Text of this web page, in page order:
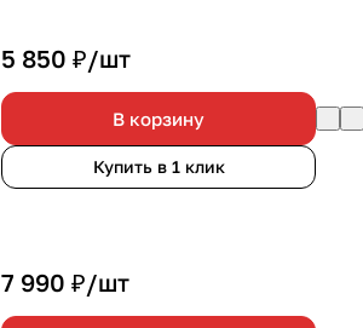
5 850 ₽/шт
В корзину
Купить в 1 клик
7 990 ₽/шт